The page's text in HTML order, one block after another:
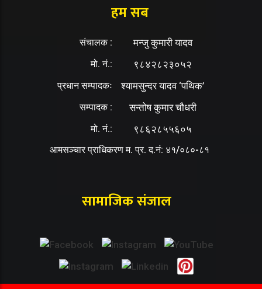
हम सब
संचालक : मन्जु कुमारी यादव
मो. नं.: ९८४२८२३०५२
प्रधान सम्पादकः श्यामसुन्दर यादव ‘पथिक’
सम्पादक : सन्तोष कुमार चौधरी
मो. नं.: ९८६२८५५६०५
आमसञ्चार प्राधिकरण म. प्र. द.नं: ४१/०८०-८१
सामाजिक संजाल